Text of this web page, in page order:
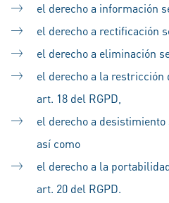
el derecho a información
el derecho a rectificación
el derecho a eliminación
el derecho a la
art. 18 del RGPD,
el derecho a desistimiento
así como
el derecho a la
art. 20 del RGPD.